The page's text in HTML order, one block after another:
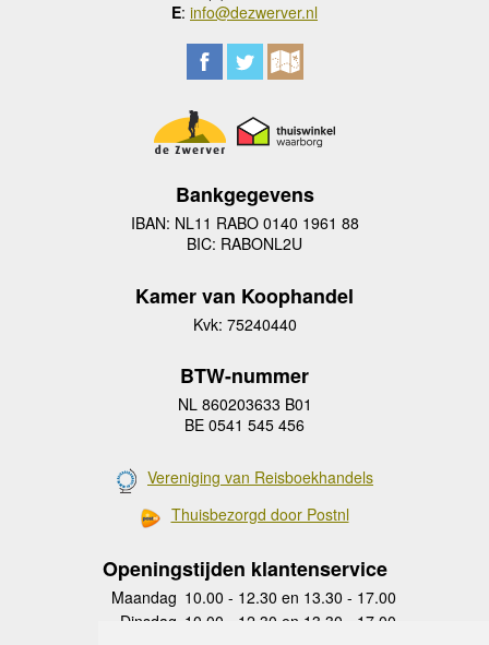
E: info@dezwerver.nl
Bankgegevens
IBAN: NL11 RABO 0140 1961 88
BIC: RABONL2U
Kamer van Koophandel
Kvk: 75240440
BTW-nummer
NL 860203633 B01
BE 0541 545 456
Vereniging van Reisboekhandels
Thuisbezorgd door Postnl
Openingstijden klantenservice
Maandag 10.00 - 12.30 en 13.30 - 17.00
Dinsdag 10.00 - 12.30 en 13.30 - 17.00